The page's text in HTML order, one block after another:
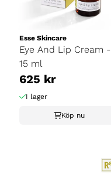
Esse Skincare
Eye And Lip Cream -
15 ml
625 kr
I lager
Köp nu